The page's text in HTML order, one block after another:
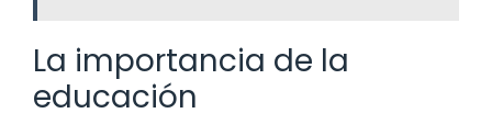
La importancia de la
educación